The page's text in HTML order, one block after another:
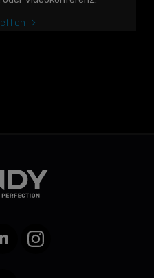
Instagram